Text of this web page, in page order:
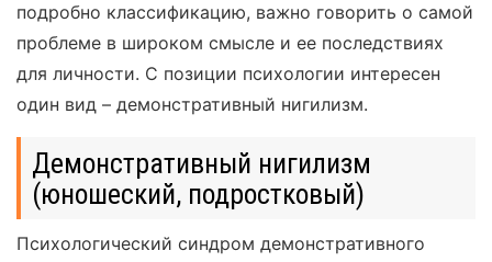
подробно классификацию, важно говорить о самой
проблеме в широком смысле и ее последствиях
для личности. С позиции психологии интересен
один вид – демонстративный нигилизм.
Демонстративный нигилизм
(юношеский, подростковый)
Психологический синдром демонстративного